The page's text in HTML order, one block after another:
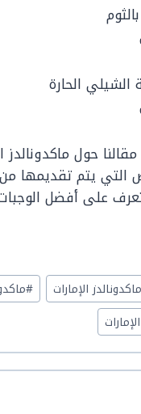
الحارة
حول ماكدونالدز
التي يتم تقديمها
على أفضل
الإمارات #